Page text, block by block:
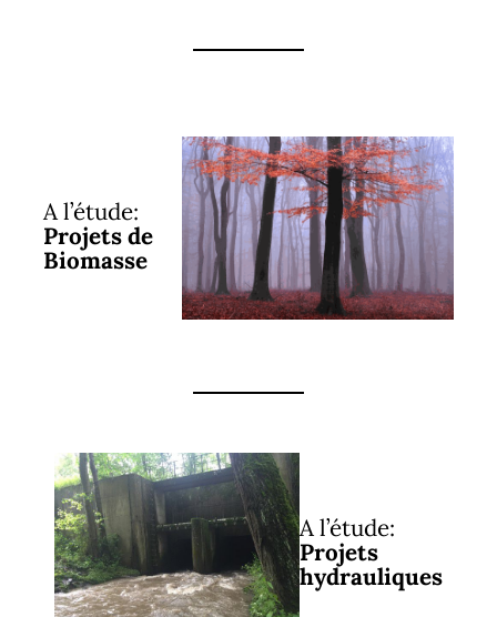
A l’étude:
Projets de
Biomasse
A l’étude:
Projets
hydrauliques